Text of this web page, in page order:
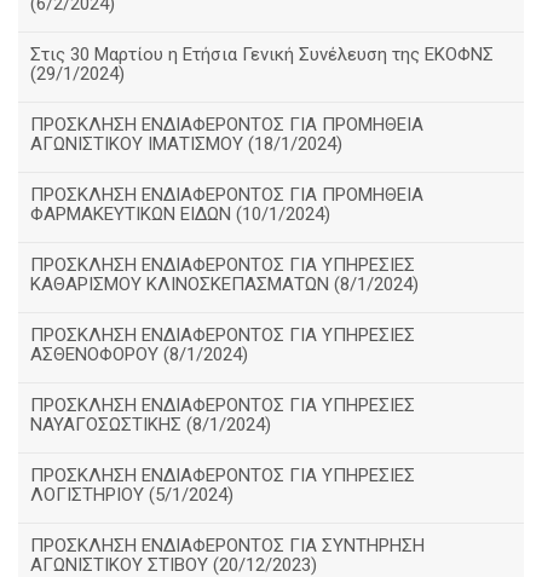
Στις 30 Μαρτίου η Ετήσια Γενική Συνέλευση της ΕΚΟΦΝΣ
(29/1/2024)
ΠΡΟΣΚΛΗΣΗ ΕΝΔΙΑΦΕΡΟΝΤΟΣ ΓΙΑ ΠΡΟΜΗΘΕΙΑ
ΑΓΩΝΙΣΤΙΚΟΥ ΙΜΑΤΙΣΜΟΥ (18/1/2024)
ΠΡΟΣΚΛΗΣΗ ΕΝΔΙΑΦΕΡΟΝΤΟΣ ΓΙΑ ΠΡΟΜΗΘΕΙΑ
ΦΑΡΜΑΚΕΥΤΙΚΩΝ ΕΙΔΩΝ (10/1/2024)
ΠΡΟΣΚΛΗΣΗ ΕΝΔΙΑΦΕΡΟΝΤΟΣ ΓΙΑ ΥΠΗΡΕΣΙΕΣ
ΚΑΘΑΡΙΣΜΟΥ ΚΛΙΝΟΣΚΕΠΑΣΜΑΤΩΝ (8/1/2024)
ΠΡΟΣΚΛΗΣΗ ΕΝΔΙΑΦΕΡΟΝΤΟΣ ΓΙΑ ΥΠΗΡΕΣΙΕΣ
ΑΣΘΕΝΟΦΟΡΟΥ (8/1/2024)
ΠΡΟΣΚΛΗΣΗ ΕΝΔΙΑΦΕΡΟΝΤΟΣ ΓΙΑ ΥΠΗΡΕΣΙΕΣ
ΝΑΥΑΓΟΣΩΣΤΙΚΗΣ (8/1/2024)
ΠΡΟΣΚΛΗΣΗ ΕΝΔΙΑΦΕΡΟΝΤΟΣ ΓΙΑ ΥΠΗΡΕΣΙΕΣ
ΛΟΓΙΣΤΗΡΙΟΥ (5/1/2024)
ΠΡΟΣΚΛΗΣΗ ΕΝΔΙΑΦΕΡΟΝΤΟΣ ΓΙΑ ΣΥΝΤΗΡΗΣΗ
ΑΓΩΝΙΣΤΙΚΟΥ ΣΤΙΒΟΥ (20/12/2023)